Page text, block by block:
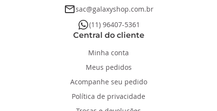
emailsac@galaxyshop.com.br
whatsapp(11) 96407-5361
Central do cliente
Minha conta
Meus pedidos
Acompanhe seu pedido
Política de privacidade